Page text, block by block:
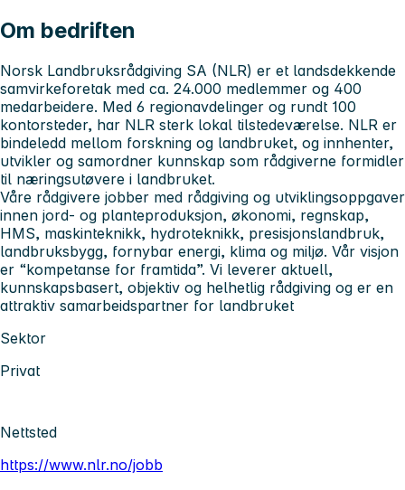
Om bedriften
Norsk Landbruksrådgiving SA (NLR) er et landsdekkende
samvirkeforetak med ca. 24.000 medlemmer og 400
medarbeidere. Med 6 regionavdelinger og rundt 100
kontorsteder, har NLR sterk lokal tilstedeværelse. NLR er
bindeledd mellom forskning og landbruket, og innhenter,
utvikler og samordner kunnskap som rådgiverne formidler
til næringsutøvere i landbruket.
Våre rådgivere jobber med rådgiving og utviklingsoppgaver
innen jord- og planteproduksjon, økonomi, regnskap,
HMS, maskinteknikk, hydroteknikk, presisjonslandbruk,
landbruksbygg, fornybar energi, klima og miljø. Vår visjon
er “kompetanse for framtida”. Vi leverer aktuell,
kunnskapsbasert, objektiv og helhetlig rådgiving og er en
attraktiv samarbeidspartner for landbruket
Sektor
Privat
Nettsted
https://www.nlr.no/jobb